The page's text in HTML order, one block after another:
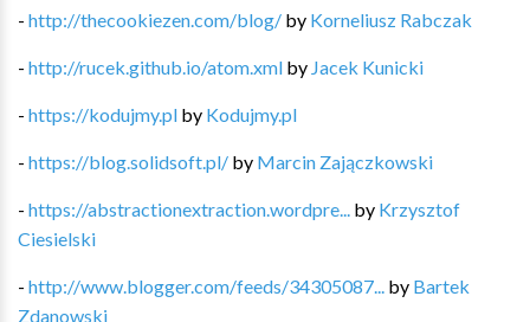
- http://thecookiezen.com/blog/ by Korneliusz Rabczak
- http://rucek.github.io/atom.xml by Jacek Kunicki
- https://kodujmy.pl by Kodujmy.pl
- https://blog.solidsoft.pl/ by Marcin Zajączkowski
- https://abstractionextraction.wordpre... by Krzysztof
Ciesielski
- http://www.blogger.com/feeds/34305087... by Bartek
Zdanowski